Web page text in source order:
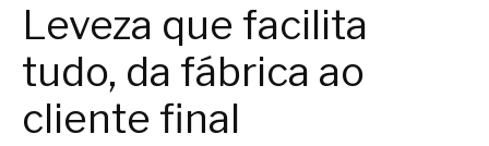
Leveza que facilita
tudo, da fábrica ao
cliente final